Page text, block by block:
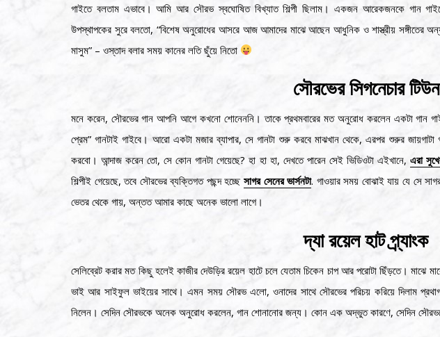
গাইতে বলতাম এভাবে। আমি আর সৌরভ স্বঘোষিত বিখ্যাত শিল্পী ছিলাম। একজন আরেকজনকে গান
উপস্থাপকের সুরে বলতো, “বিশেষ অনুরোধের আসরে আজ আমাদের মাঝে আছেন আধুনিক ও শাস্ত্রীয় সঙ্গীতের
মাসুম” – ওস্তাদ বলার সময় কানের লতি ছুঁয়ে নিতো
সৌরভের সিগনেচার টিউন
মনে করেন, সৌরভের গান আপনি আগে কখনো শোনেননি। তাকে প্রথমবারের মত অনুরোধ করলেন একটা গান
প্রেম” গানটাই গাইবে। আরো একটা মজার ব্যাপার, সে গানটা শুরু করবে মাঝখান থেকে, এরপর শুরুর
করবো। আন্দাজ করেন তো, সে কোন গানটা গেয়েছে? হা হা হা, দেখতে পারেন সেই ভিডিওটা এইখানে, এরা
শিল্পীই গেয়েছে, তবে সৌরভের ব্যক্তিগত পছন্দ হচ্ছেসাগর সেনের ভার্সনটা. গাওয়ার সময় বোঝাই যায় যে সে
ভেতর থেকে গায়, অন্তত আমার কাছে অনেক ভালো লাগে।
দ্যা রয়েল হাট প্র্যাংক
সেলিব্রেট করার মত কিছু হলেই কাজীর দেউড়ির রয়েল হাটে চলে যেতাম চিকেন চাপ আর পরোটা ছিঁড়তে।
ভাই আর সাইফুল ভাইয়ের সাথে। এমন সময় সৌরভ এলো, ওনাদের সাথে সৌরভের পরিচয় করিয়ে দিলাম প্রথাগত
নিলেন। সেদিন সৌরভকে অনেক অনুরোধ করলেন, গান শোনানোর জন্য। কোন এক অদ্ভুত কারণে, সেদিন